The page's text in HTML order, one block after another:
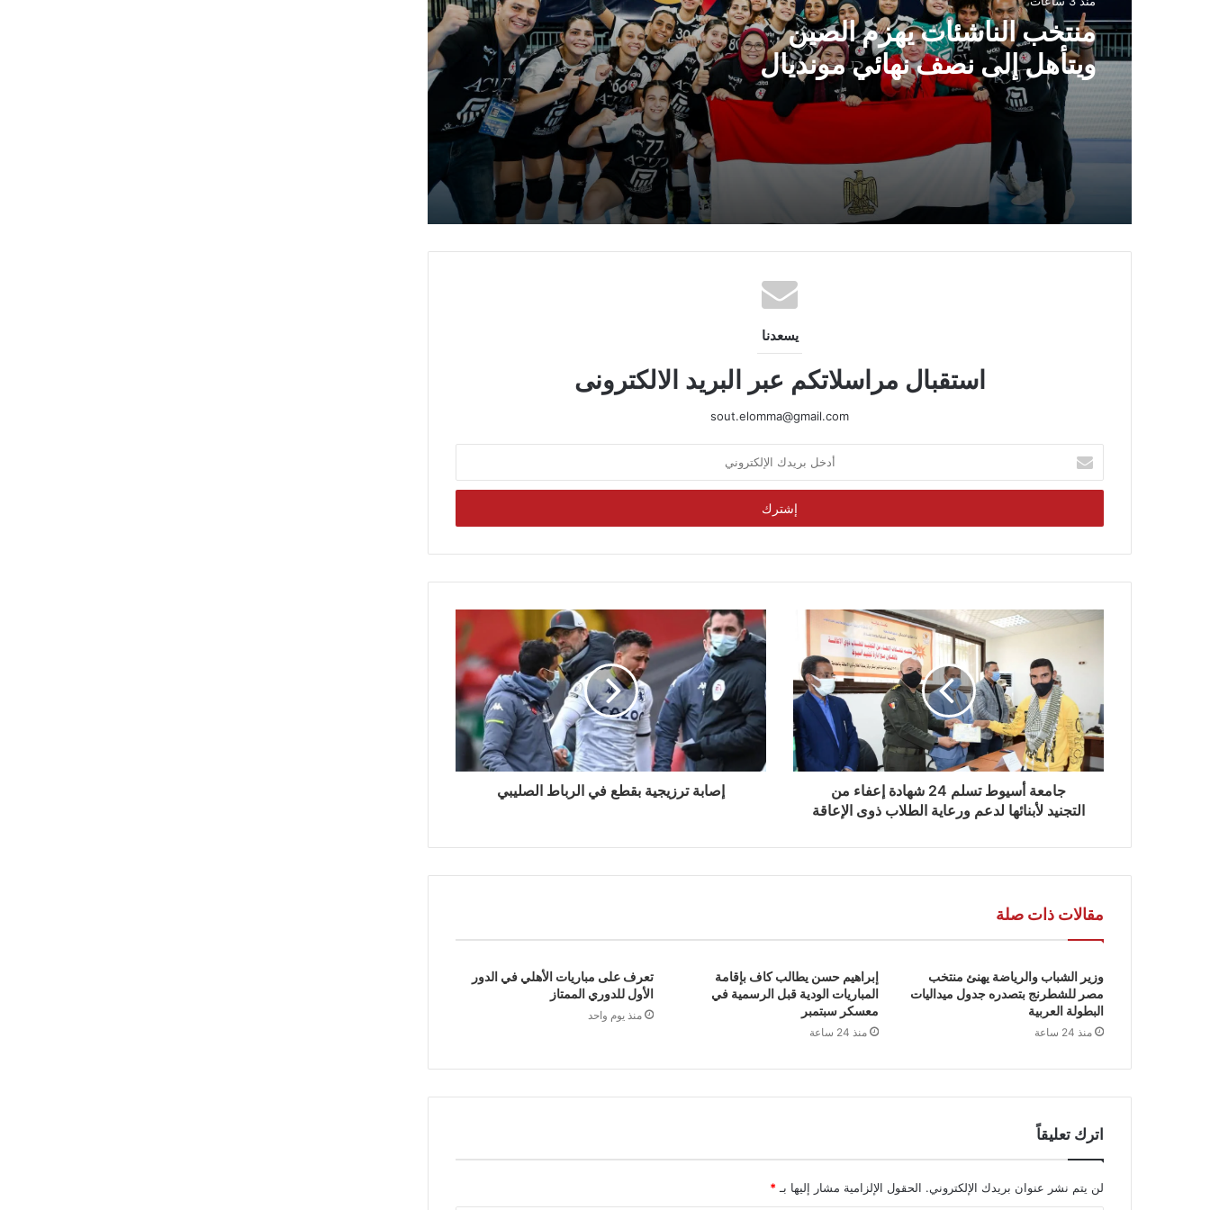
منتخب الناشئات يهزم الصين
ويتأهل إلى نصف نهائي مونديال
اليد
زد يواجه أساس الجيبوتي في دور الـ64
بالكونفدرالية
الأهلي يواجه الفائز من مقديشيو سيتي و
كيتارا في الدور التمهيدي للكونفدرالية
ظهور ثالث للتحكيم المصري اليوم في أمم
أفريقيا للسيدات بالمغرب
يسعدنا
استقبال مراسلاتكم عبر البريد الالكترونى
sout.elomma@gmail.com
بريدك
الإلكتروني
جامعة أسيوط تسلم 24 شهادة إعفاء من
التجنيد لأبنائها لدعم ورعاية الطلاب ذوى الإعاقة
إصابة ترزيجية بقطع في الرباط الصليبي
مقالات ذات صلة
وزير الشباب والرياضة يهنئ منتخب
مصر للشطرنج بتصدره جدول ميداليات
البطولة العربية
منذ 24 ساعة
إبراهيم حسن يطالب كاف بإقامة
المباريات الودية قبل الرسمية في
معسكر سبتمبر
منذ 24 ساعة
تعرف على مباريات الأهلي في الدور
الأول للدوري الممتاز
منذ يوم واحد
اترك تعليقاً
لن يتم نشر عنوان بريدك الإلكتروني. الحقول الإلزامية مشار إليها بـ*